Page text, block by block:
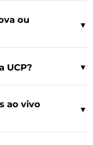
ou
▼
UCP? ▼
ao vivo
▼